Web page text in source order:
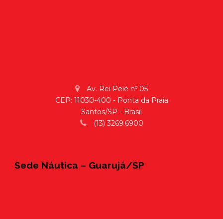
Av. Rei Pelé nº 05
CEP: 11030-400 - Ponta da Praia
Santos/SP - Brasil
(13) 3269.6900
Sede Náutica – Guarujá/SP